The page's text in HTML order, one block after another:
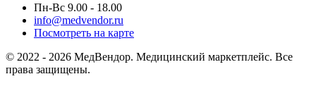
Пн-Вс 9.00 - 18.00
info@medvendor.ru
Посмотреть на карте
© 2022 - 2026 МедВендор. Медицинский маркетплейс. Все
права защищены.